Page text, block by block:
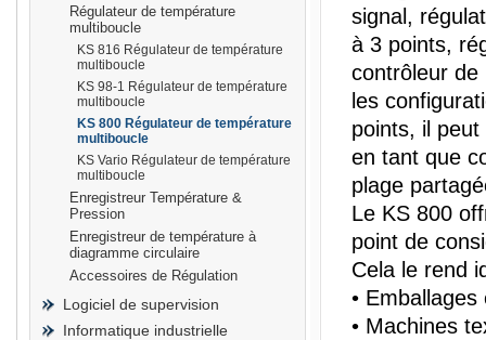
Régulateur de température
multiboucle
KS 816 Régulateur de température
multiboucle
KS 98-1 Régulateur de température
multiboucle
KS 800 Régulateur de température
multiboucle
KS Vario Régulateur de température
multiboucle
Enregistreur Température &
Pression
Enregistreur de température à
diagramme circulaire
Accessoires de Régulation
Logiciel de supervision
Informatique industrielle
signal,
à 3 points,
contrôleur de
les
points, il
en tant que
plage
Le KS 800
point de
Cela le rend
•
• Machines